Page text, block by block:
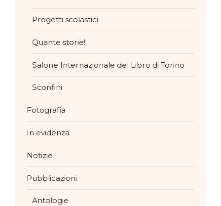
Progetti scolastici
Quante storie!
Salone Internazionale del Libro di Torino
Sconfini
Fotografia
In evidenza
Notizie
Pubblicazioni
Antologie